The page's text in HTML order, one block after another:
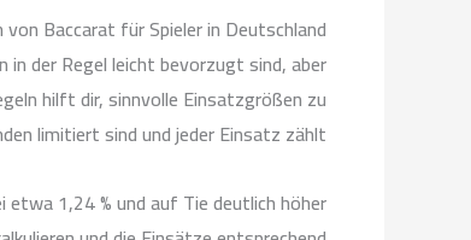
von Baccarat für Spieler in Deutschland
in der Regel leicht bevorzugt sind, aber
hilft dir, sinnvolle Einsatzgrößen zu
limitiert sind und jeder Einsatz zählt.
etwa 1,24 % und auf Tie deutlich höher